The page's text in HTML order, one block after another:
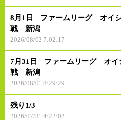
8月1日 ファームリーグ オイ
戦 新潟
2026/08/02 7:02:17
7月31日 ファームリーグ オイ
戦 新潟
2026/08/01 8:29:29
残り1/3
2026/07/31 4:22:02